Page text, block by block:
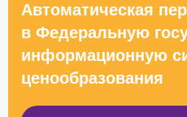
Автоматическая
в Федеральную
информационную
ценообразования